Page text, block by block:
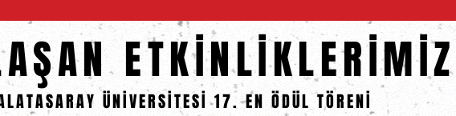
ETKİNLİKLERİMİZ
ÜNİVERSİTESİ 17. EN ÖDÜL TÖRENİ